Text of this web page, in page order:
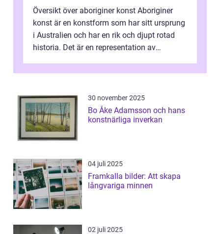
Översikt över aboriginer konst Aboriginer
konst är en konstform som har sitt ursprung
i Australien och har en rik och djupt rotad
historia. Det är en representation av
30 november 2025
Bo Åke Adamsson och hans
konstnärliga inverkan
04 juli 2025
Framkalla bilder: Att skapa
långvariga minnen
02 juli 2025